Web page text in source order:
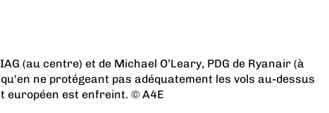
(au centre) et de Michael O’Leary, PDG de Ryanair (à
ne protégeant pas adéquatement les vols au-dessus
européen est enfreint. © A4E